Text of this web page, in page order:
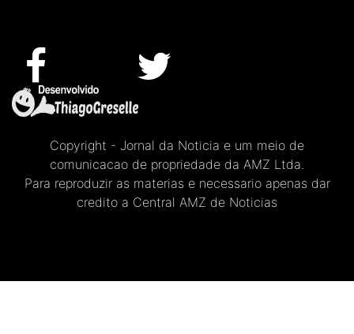
Copyright - Jornal da Noticia e um meio de
comunicacao de propriedade da AMZ Ltda.
Para reproduzir as materias e necessario apenas dar
credito a Central AMZ de Noticias